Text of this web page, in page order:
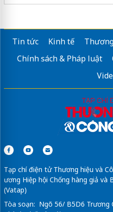
Tin tức Kinh tế
Chính sách & Pháp luật
Tạp chí điện tử Thương hiệu và
ương Hiệp hội Chống hàng giả và
(Vatap)
Tòa soạn: Ngõ 56/ B5D6 Trương